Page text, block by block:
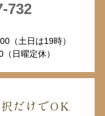
732
（土日は19時）
日曜定休）
だけでOK